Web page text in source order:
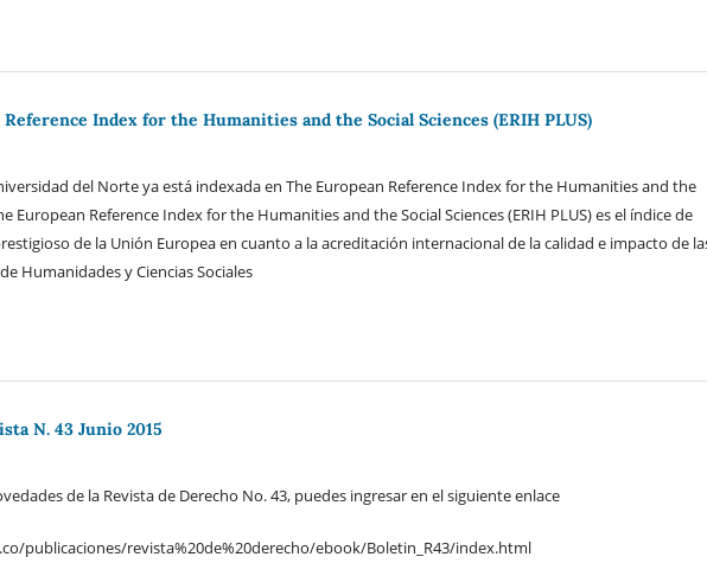
Reference Index for the Humanities and the Social Sciences (ERIH PLUS)
del Norte ya está indexada en The European Reference Index for the Humanities and the
European Reference Index for the Humanities and the Social Sciences (ERIH PLUS) es el índice de
de la Unión Europea en cuanto a la acreditación internacional de la calidad e impacto de
Humanidades y Ciencias Sociales
N. 43 Junio 2015
de la Revista de Derecho No. 43, puedes ingresar en el siguiente enlace
publicaciones/revista%20de%20derecho/ebook/Boletin_R43/index.html